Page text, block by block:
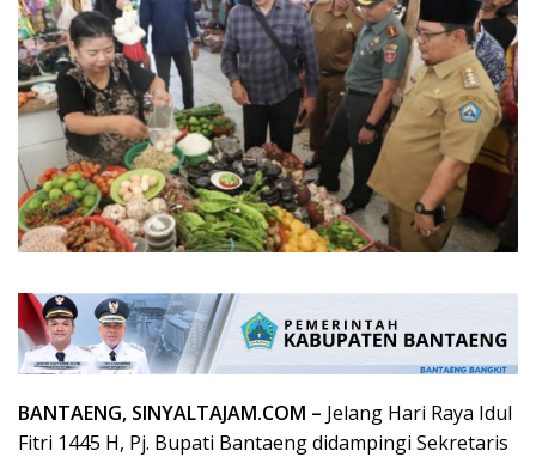
BANTAENG, SINYALTAJAM.COM – Jelang Hari Raya Idul
Fitri 1445 H, Pj. Bupati Bantaeng didampingi Sekretaris